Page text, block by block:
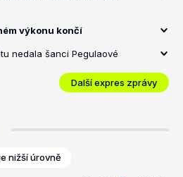
výkonu končí
nedala šanci Pegulaové
Další expres zprávy
nižší úrovně